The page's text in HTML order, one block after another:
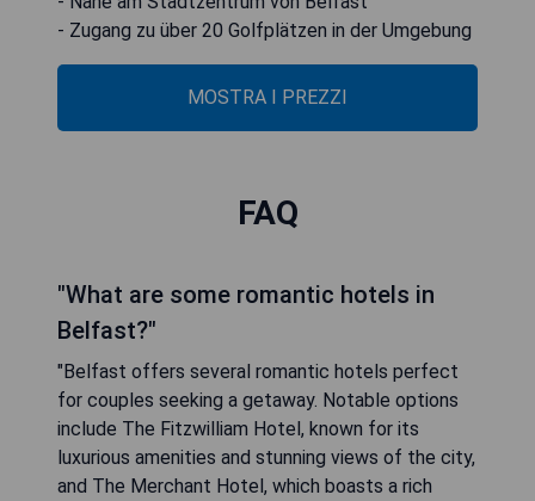
- Zugang zu über 20 Golfplätzen in der Umgebung
MOSTRA I PREZZI
FAQ
"What are some romantic hotels in
Belfast?"
"Belfast offers several romantic hotels perfect
for couples seeking a getaway. Notable options
include The Fitzwilliam Hotel, known for its
luxurious amenities and stunning views of the city,
and The Merchant Hotel, which boasts a rich